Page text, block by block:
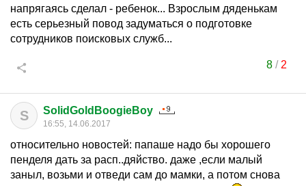
напрягаясь сделал - ребенок... Взрослым дяденькам
есть серьезный повод задуматься о подготовке
сотрудников поисковых служб...
8/ 2
S SolidGoldBoogieBoy
16:55, 14.06.2017
относительно новостей: папаше надо бы хорошего
пенделя дать за расп..дяйство. даже ,если малый
заныл, возьми и отведи сам до мамки, а потом снова